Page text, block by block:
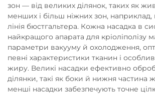
зон — від великих ділянок, таких як
менших і більш ніжних зон, наприклад,
лінія бюстгальтера. Кожна насадка в
найкращого апарата для кріоліполізу
параметри вакууму й охолодження,
певні характеристики тканин і
жиру. Великі насадки ефективно
ділянки, такі як боки й нижня частина
менші насадки забезпечують точне